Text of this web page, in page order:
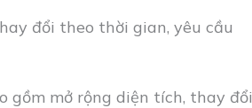
đổi theo thời gian, yêu cầu
gồm mở rộng diện tích, thay đổi